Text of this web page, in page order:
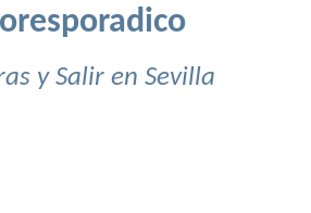
y Salir en Sevilla